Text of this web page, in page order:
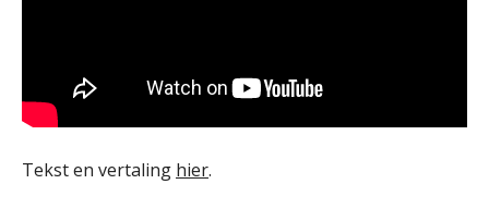
Tekst en vertaling hier.